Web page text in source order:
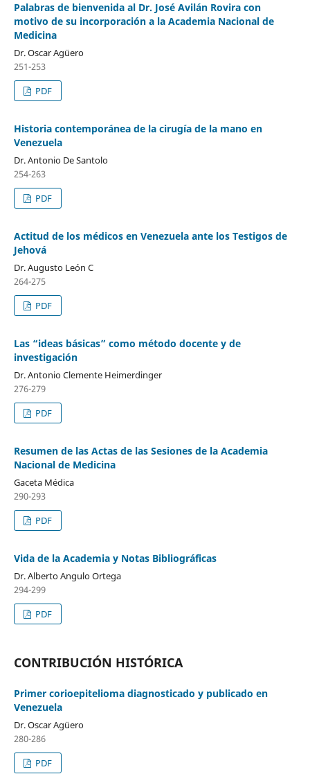
Palabras de bienvenida al Dr. José Avilán Rovira con
motivo de su incorporación a la Academia Nacional de
Medicina
Dr. Oscar Agüero
251-253
PDF
Historia contemporánea de la cirugía de la mano en
Venezuela
Dr. Antonio De Santolo
254-263
PDF
Actitud de los médicos en Venezuela ante los Testigos de
Jehová
Dr. Augusto León C
264-275
PDF
Las “ideas básicas” como método docente y de
investigación
Dr. Antonio Clemente Heimerdinger
276-279
PDF
Resumen de las Actas de las Sesiones de la Academia
Nacional de Medicina
Gaceta Médica
290-293
PDF
Vida de la Academia y Notas Bibliográficas
Dr. Alberto Angulo Ortega
294-299
PDF
CONTRIBUCIÓN HISTÓRICA
Primer corioepitelioma diagnosticado y publicado en
Venezuela
Dr. Oscar Agüero
280-286
PDF